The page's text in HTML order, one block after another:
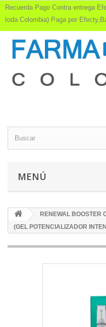
MENÚ
RENEWAL BOOSTER
(GEL POTENCIALIZADOR
Recuerda Pago Contra entrega
toda Colombia) Paga por